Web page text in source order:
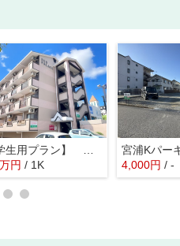
【学生用プラン】 サンパレス
万円 / 1K
宮浦Kパー
4,000円 / -